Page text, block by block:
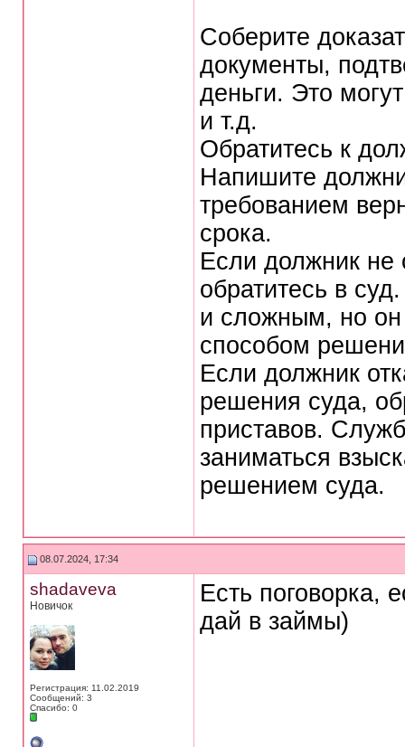
Соберите
документы,
деньги. Это
и т.д.
Обратитесь к
Напишите
требованием
срока.
Если должник не
обратитесь в
и сложным, но он
способом
Если должник
решения суда,
приставов.
заниматься
решением суда.
08.07.2024, 17:34
shadaveva
Новичок
Регистрация: 11.02.2019
Сообщений: 3
Спасибо: 0
Есть поговорка,
дай в займы)